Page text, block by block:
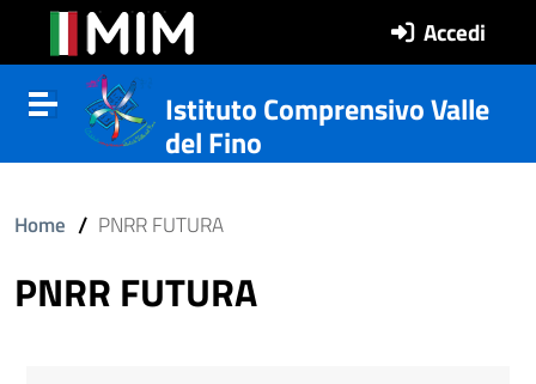
Vai al contenuto
Vail al menu di navigazione
Vai al footer
Accedi
Attiva disattiva la navigazione
del sito
Istituto Comprensivo Valle
del Fino
Home / PNRR FUTURA
PNRR FUTURA